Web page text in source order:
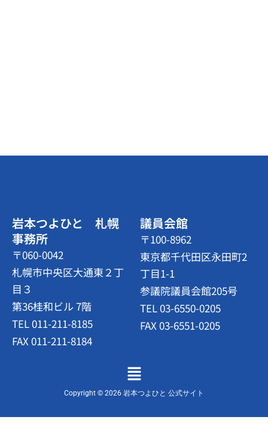
岩本つよひと 札幌
事務所
〒060-0042
札幌市中央区大通東２丁
目３
第36桂和ビル 7階
TEL 011-211-8185
FAX 011-211-8184
議員会館
〒100-8962
東京都千代田区永田町2
丁目1-1
参議院議員会館205号
TEL 03-6550-0205
FAX 03-6551-0205
メ
ニ
ュ
Copyright © 2026 岩本つよひと 公式サイト